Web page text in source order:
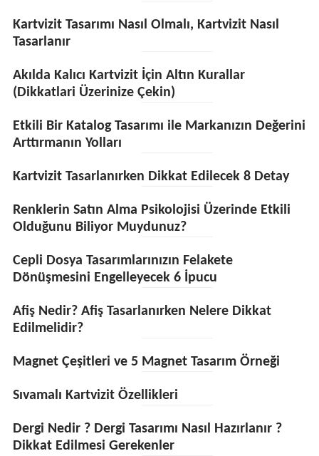
Kartvizit Tasarımı Nasıl Olmalı, Kartvizit Nasıl
Tasarlanır
Akılda Kalıcı Kartvizit İçin Altın Kurallar
(Dikkatlari Üzerinize Çekin)
Etkili Bir Katalog Tasarımı ile Markanızın Değerini
Arttırmanın Yolları
Kartvizit Tasarlanırken Dikkat Edilecek 8 Detay
Renklerin Satın Alma Psikolojisi Üzerinde Etkili
Olduğunu Biliyor Muydunuz?
Cepli Dosya Tasarımlarınızın Felakete
Dönüşmesini Engelleyecek 6 İpucu
Afiş Nedir? Afiş Tasarlanırken Nelere Dikkat
Edilmelidir?
Magnet Çeşitleri ve 5 Magnet Tasarım Örneği
Sıvamalı Kartvizit Özellikleri
Dergi Nedir ? Dergi Tasarımı Nasıl Hazırlanır ?
Dikkat Edilmesi Gerekenler